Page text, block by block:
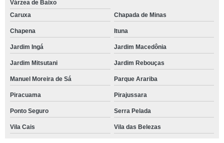
Várzea de Baixo
Caruxa
Chapada de Minas
Chapena Ituna
Jardim Ingá Jardim Macedônia
Jardim Mitsutani Jardim Rebouças
Manuel Moreira de Sá Parque Arariba
Piracuama Pirajussara
Ponto Seguro Serra Pelada
Vila Cais Vila das Belezas